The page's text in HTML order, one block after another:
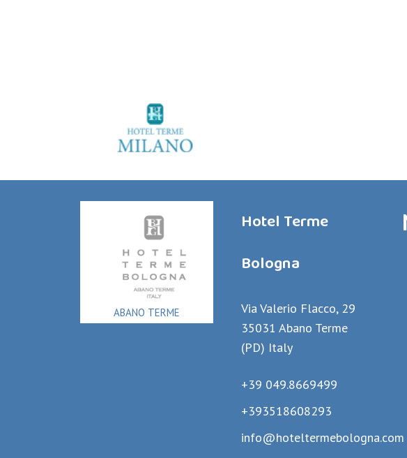
ABANO TERME
Hotel Terme
Bologna
Via Valerio Flacco, 29
35031 Abano Terme
(PD) Italy
+39 049.8669499
+393518608293
info@hoteltermebologna.com